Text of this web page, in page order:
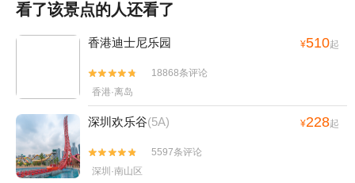
看了该景点的人还看了
香港迪士尼乐园 ¥510起


18868条评论
香港·离岛
深圳欢乐谷(5A) ¥228起


5597条评论
深圳·南山区